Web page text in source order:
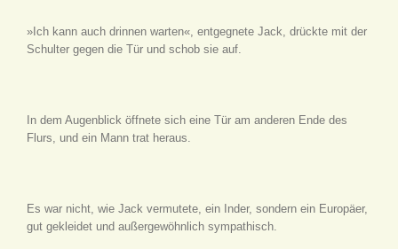
»Ich kann auch drinnen warten«, entgegnete Jack, drückte mit der
Schulter gegen die Tür und schob sie auf.
In dem Augenblick öffnete sich eine Tür am anderen Ende des
Flurs, und ein Mann trat heraus.
Es war nicht, wie Jack vermutete, ein Inder, sondern ein Europäer,
gut gekleidet und außergewöhnlich sympathisch.